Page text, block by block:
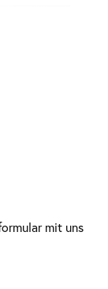
mit uns